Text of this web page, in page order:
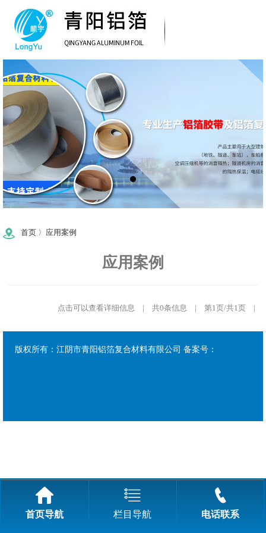
首页 〉 应用案例
应用案例
点击可以查看详细信息 | 共0条信息 | 第1页/共1页 |
版权所有：江阴市青阳铝箔复合材料有限公司 备案号：
首页导航 栏目导航 电话联系